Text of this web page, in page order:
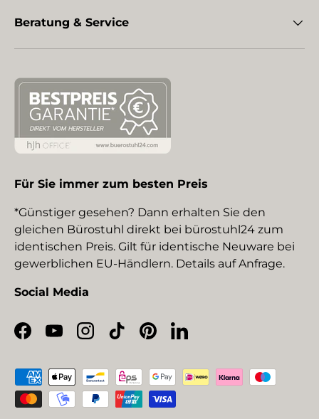
Beratung & Service
Für Sie immer zum besten Preis
*Günstiger gesehen? Dann erhalten Sie den
gleichen Bürostuhl direkt bei bürostuhl24 zum
identischen Preis. Gilt für identische Neuware bei
gewerblichen EU-Händlern. Details auf Anfrage.
Social Media
Facebook
YouTubeInstagram
TikTokPinterestLinkedIn
Zahlungsmethoden